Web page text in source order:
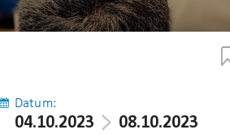
Datum:
04.10.2023 08.10.2023